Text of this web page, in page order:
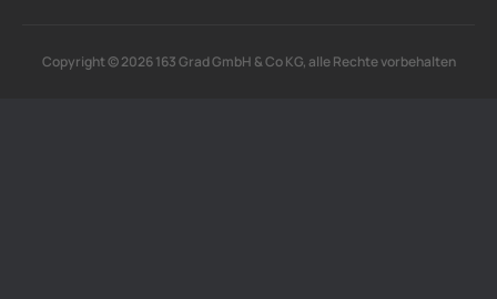
Copyright © 2026 163 Grad GmbH & Co KG, alle Rechte vorbehalten